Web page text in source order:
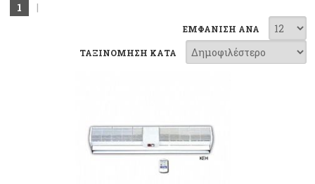
1 |
ΕΜΦΑΝΙΣΗ ΑΝΑ
ΤΑΞΙΝΟΜΗΣΗ ΚΑΤΑ